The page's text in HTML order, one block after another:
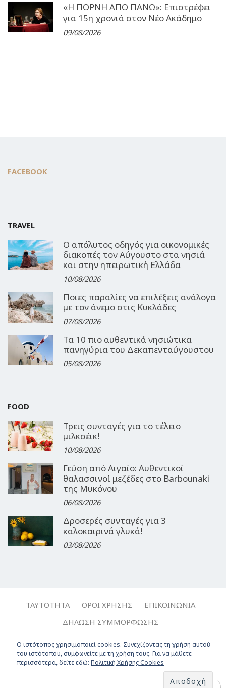
«Η ΠΟΡΝΗ ΑΠΟ ΠΑΝΩ»: Επιστρέφει
για 15η χρονιά στον Νέο Ακάδημο
09/08/2026
FACEBOOK
TRAVEL
Ο απόλυτος οδηγός για οικονομικές
διακοπές τον Αύγουστο στα νησιά
και στην ηπειρωτική Ελλάδα
10/08/2026
Ποιες παραλίες να επιλέξεις ανάλογα
με τον άνεμο στις Κυκλάδες
07/08/2026
Τα 10 πιο αυθεντικά νησιώτικα
πανηγύρια του Δεκαπενταύγουστου
05/08/2026
FOOD
Τρεις συνταγές για το τέλειο
μιλκσέικ!
10/08/2026
Γεύση από Αιγαίο: Αυθεντικοί
θαλασσινοί μεζέδες στο Barbounaki
της Μυκόνου
06/08/2026
Δροσερές συνταγές για 3
καλοκαιρινά γλυκά!
03/08/2026
ΤΑΥΤΌΤΗΤΑ ΌΡΟΙ ΧΡΉΣΗΣ
ΕΠΙΚΟΙΝΩΝΊΑ
ΔΉΛΩΣΗ ΣΥΜΜΌΡΦΩΣΗΣ
Copyright © 2017-2026, Travelgirl.gr | All rights reserved.
Crafted byApptime.
Youtube
Ο ιστότοπος χρησιμοποιεί cookies. Συνεχίζοντας τη χρήση αυτού
του ιστότοπου, συμφωνείτε με τη χρήση τους. Για να μάθετε
περισσότερα, δείτε εδώ: Πολιτική Χρήσης Cookies